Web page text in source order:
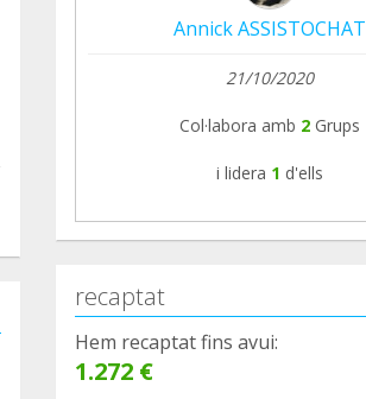
Annick ASSISTOCHAT
21/10/2020
Col·labora amb 2 Grups
i lidera 1 d'ells
recaptat
Hem recaptat fins avui:
1.272 €